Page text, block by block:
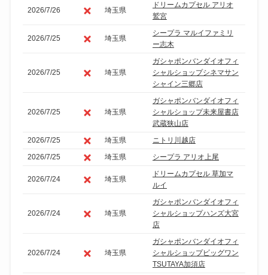
2026/7/26 埼玉県
ドリームカプセル アリオ
鷲宮
2026/7/25 埼玉県
シープラ マルイファミリ
ー志木
2026/7/25 埼玉県
ガシャポンバンダイオフィ
シャルショップシネマサン
シャイン三郷店
2026/7/25 埼玉県
ガシャポンバンダイオフィ
シャルショップ未来屋書店
武蔵狭山店
2026/7/25
埼玉県
ニトリ川越店
2026/7/25
埼玉県 シープラ アリオ上尾
2026/7/24 埼玉県
ドリームカプセル 草加マ
ルイ
2026/7/24 埼玉県
ガシャポンバンダイオフィ
シャルショップハンズ大宮
店
2026/7/24 埼玉県
ガシャポンバンダイオフィ
シャルショップビッグワン
TSUTAYA加須店